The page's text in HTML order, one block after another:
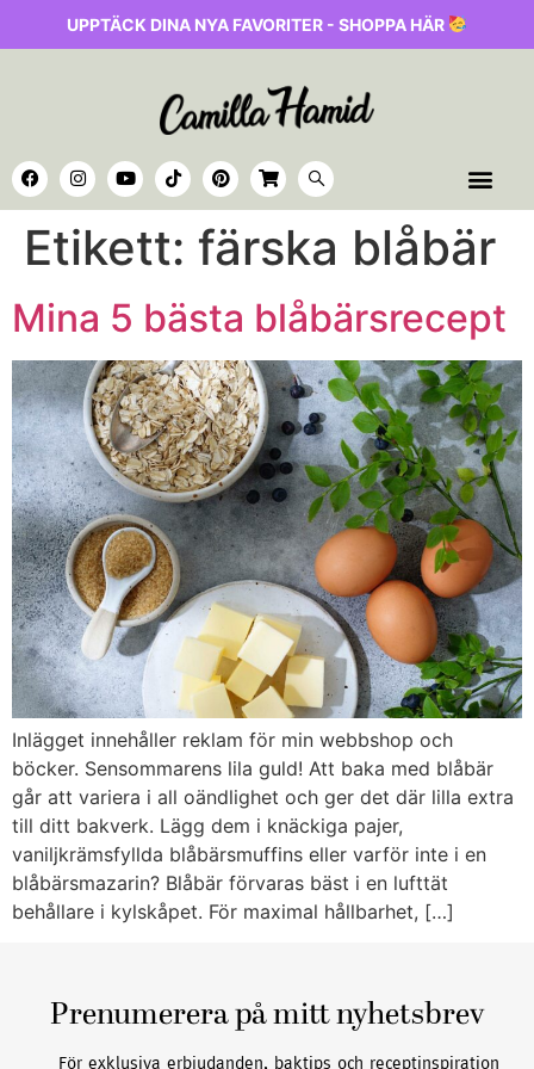
UPPTÄCK DINA NYA FAVORITER - SHOPPA HÄR
Etikett: färska blåbär
Mina 5 bästa blåbärsrecept
Inlägget innehåller reklam för min webbshop och
böcker. Sensommarens lila guld! Att baka med blåbär
går att variera i all oändlighet och ger det där lilla extra
till ditt bakverk. Lägg dem i knäckiga pajer,
vaniljkrämsfyllda blåbärsmuffins eller varför inte i en
blåbärsmazarin? Blåbär förvaras bäst i en lufttät
behållare i kylskåpet. För maximal hållbarhet, […]
Prenumerera på mitt nyhetsbrev
För exklusiva erbjudanden, baktips och receptinspiration